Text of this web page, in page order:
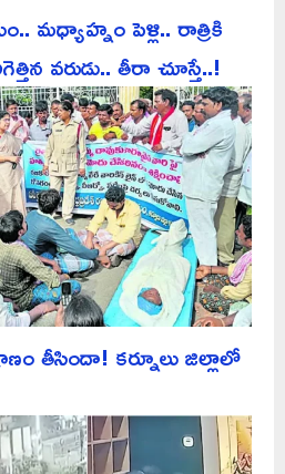
మధ్యాహ్నం పెళ్లి.. రాత్రికి
వరుడు.. తీరా చూస్తే..!
తీసిందా! కర్నూలు జిల్లాలో